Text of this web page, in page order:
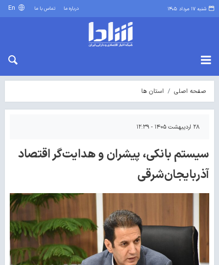
شنبه ۱۷ مرداد ۱۴۰۵ درباره ما تماس با ما
صفحه اصلی استان ها
۲۸ اردیبهشت ۱۴۰۵ - ۱۲:۳۹
سیستم بانکی، پیشران و هدایت‌گر اقتصاد
آذربایجان‌شرقی